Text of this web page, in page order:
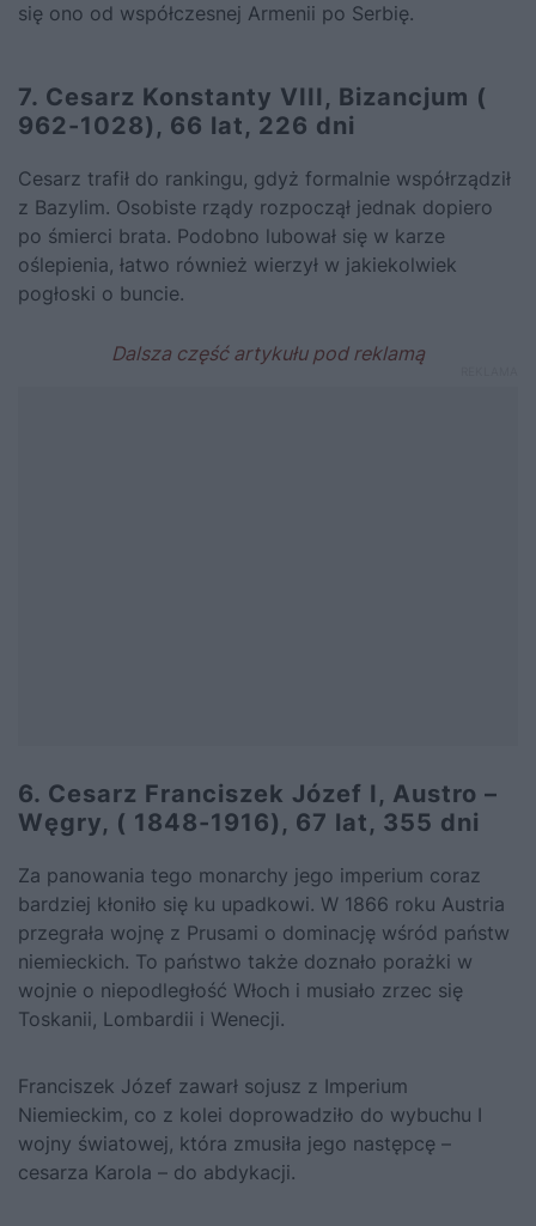
się ono od współczesnej Armenii po Serbię.
7. Cesarz Konstanty VIII, Bizancjum (
962-1028), 66 lat, 226 dni
Cesarz trafił do rankingu, gdyż formalnie współrządził
z Bazylim. Osobiste rządy rozpoczął jednak dopiero
po śmierci brata. Podobno lubował się w karze
oślepienia, łatwo również wierzył w jakiekolwiek
pogłoski o buncie.
6. Cesarz Franciszek Józef I, Austro –
Węgry, ( 1848-1916), 67 lat, 355 dni
Za panowania tego monarchy jego imperium coraz
bardziej kłoniło się ku upadkowi. W 1866 roku Austria
przegrała wojnę z Prusami o dominację wśród państw
niemieckich. To państwo także doznało porażki w
wojnie o niepodległość Włoch i musiało zrzec się
Toskanii, Lombardii i Wenecji.
Franciszek Józef zawarł sojusz z Imperium
Niemieckim, co z kolei doprowadziło do wybuchu I
wojny światowej, która zmusiła jego następcę –
cesarza Karola – do abdykacji.